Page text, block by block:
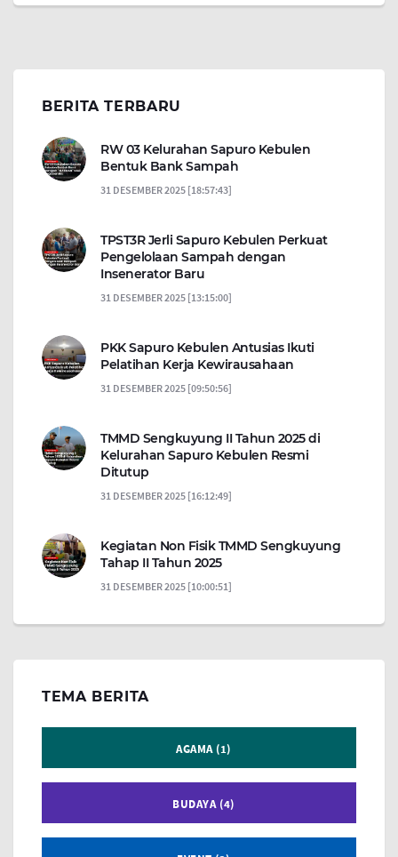
BERITA TERBARU
RW 03 Kelurahan Sapuro Kebulen
Bentuk Bank Sampah
31 DESEMBER 2025 [18:57:43]
TPST3R Jerli Sapuro Kebulen Perkuat
Pengelolaan Sampah dengan
Insenerator Baru
31 DESEMBER 2025 [13:15:00]
PKK Sapuro Kebulen Antusias Ikuti
Pelatihan Kerja Kewirausahaan
31 DESEMBER 2025 [09:50:56]
TMMD Sengkuyung II Tahun 2025 di
Kelurahan Sapuro Kebulen Resmi
Ditutup
31 DESEMBER 2025 [16:12:49]
Kegiatan Non Fisik TMMD Sengkuyung
Tahap II Tahun 2025
31 DESEMBER 2025 [10:00:51]
TEMA BERITA
AGAMA (1)
BUDAYA (4)